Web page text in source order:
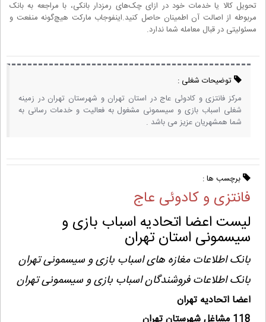
تحویل کالا یا خدمات خود در ازای چک‌های رمزدار بانکی، با مراجعه به بانک
مربوطه از اصالت آن اطمینان حاصل کنید.اینفوجاب مارکت هیچ‌گونه منفعت و
مسئولیتی در قبال معامله شما ندارد.
توضیحات شغلی :
مرکز فانتزی و کادوئی عاج در استان تهران و شهرستان تهران در زمینه
شغلی اسباب بازی و سیسمونی مشغول به فعالیت و خدمات رسانی به
شما همشهریان عزیز می باشد .
برچسب ها :
فانتزی و کادوئی عاج
لیست اعضا اتحادیه اسباب بازی و
سیسمونی استان تهران
بانک اطلاعات مغازه های اسباب بازی و سیسمونی تهران
بانک اطلاعات فروشندگان اسباب بازی و سیسمونی تهران
اعضا اتحادیه تهران